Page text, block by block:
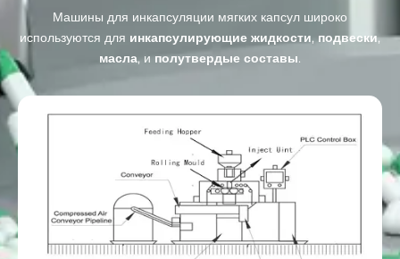
Машины для инкапсуляции мягких капсул широко
используются для инкапсулирующие жидкости, подвески,
масла, и полутвердые составы.